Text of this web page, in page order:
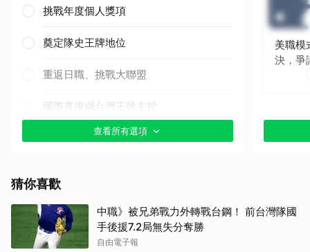
挑戰年度個人獎項
奠定隊史王牌地位
重返日職、挑戰大聯盟
國際賽擔綱台灣王牌主投
其他（歡迎貼文分享）
查看所有選項
美職模
決，爭
猜你喜歡
中職》被兄弟戰力外轉戰台鋼！ 前台灣隊國
手後援7.2局無失分奪勝
自由電子報